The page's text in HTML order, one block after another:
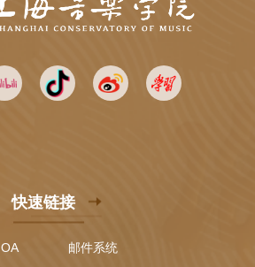
快速链接
OA 邮件系统